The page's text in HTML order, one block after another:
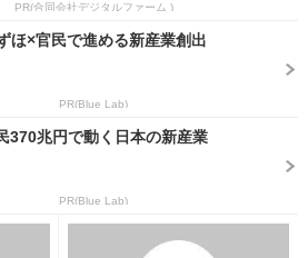
PR(合同会社デジタルファーム )
ほ×官民で進める新産業創出
PR(Blue Lab)
370兆円で動く日本の新産業
PR(Blue Lab)